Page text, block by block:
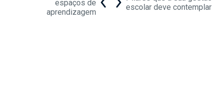
espaços de
aprendizagem
escolar deve contemplar